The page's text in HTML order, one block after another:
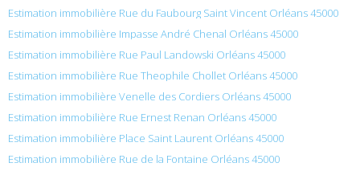
Estimation immobilière Rue du Faubourg Saint Vincent Orléans 45000
Estimation immobilière Impasse André Chenal Orléans 45000
Estimation immobilière Rue Paul Landowski Orléans 45000
Estimation immobilière Rue Theophile Chollet Orléans 45000
Estimation immobilière Venelle des Cordiers Orléans 45000
Estimation immobilière Rue Ernest Renan Orléans 45000
Estimation immobilière Place Saint Laurent Orléans 45000
Estimation immobilière Rue de la Fontaine Orléans 45000